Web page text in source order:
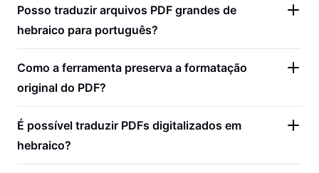
Posso traduzir arquivos PDF grandes de
hebraico para português?
Como a ferramenta preserva a formatação
original do PDF?
É possível traduzir PDFs digitalizados em
hebraico?